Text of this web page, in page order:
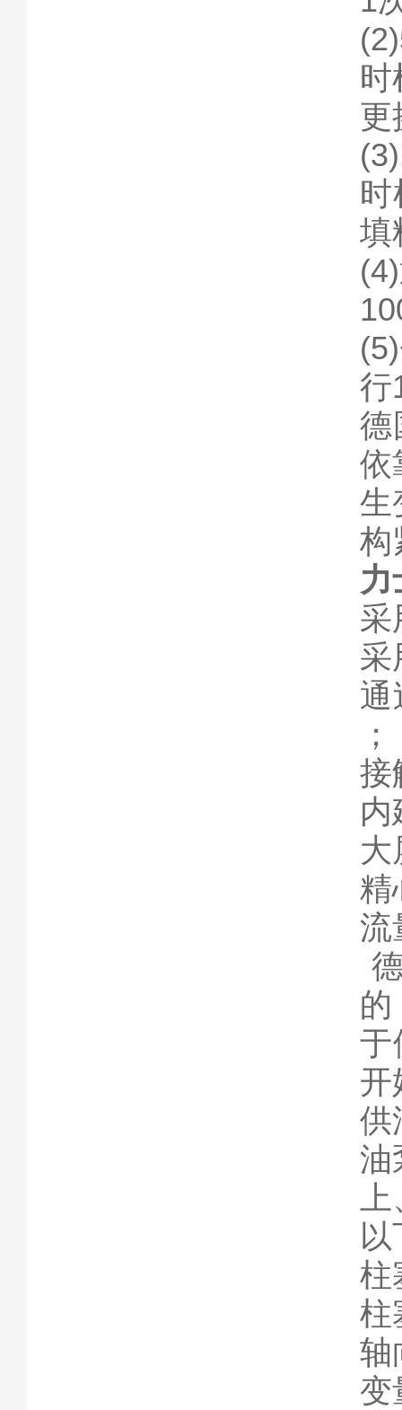
时
更
时
填
行
德
依
生
构
力
采
采
通
；
接
内
大
精
流
的
于
开
供
油
柱
柱
轴
变